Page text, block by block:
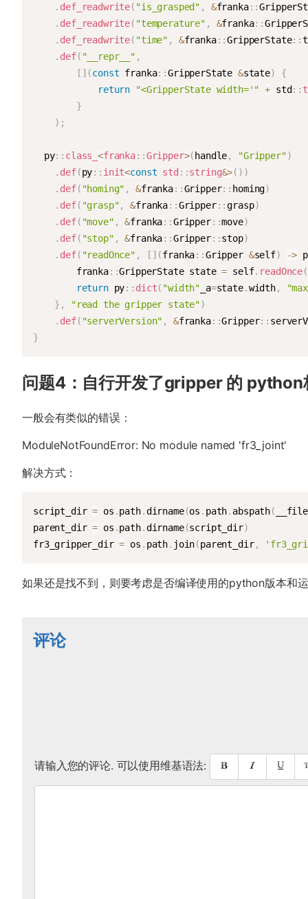
. def_readwrite( "is_grasped" , &franka::
. def_readwrite( "temperature" , &franka::
. def_readwrite( "time" , &franka::GripperState::
. def( "__repr__" ,
[ ] (const franka::GripperState &state)
{
return
"<GripperState width='" + std ::
}
) ;
  py
:: class_<franka::Gripper>( handle, "Gripper")
. def(py:: init<const std ::string&>( ) )
. def( "homing" , &franka::Gripper:: homing)
. def( "grasp", &franka::Gripper::grasp)
. def( "move" , &franka::Gripper::move)
. def( "stop" , &franka::Gripper::stop)
. def( "readOnce" , [ ] (franka::Gripper &self) ->
        franka
::GripperState state = self. readOnce(
return py:: dict( "width" _a=state.width,
} , "read the gripper state")
. def( "serverVersion" , &franka::Gripper::
}
问题4：自行开发了gripper 的
一般会有类似的错误：
ModuleNotFoundError: No module named 'fr3_joint'
解决方式：
script_dir = os .path.dirname(os . path. abspath(
parent_dir = os .path.dirname(script_dir)
fr3_gripper_dir = os . path. join(parent_dir,
如果还是找不到，则要考虑是否编译使用的python版本和
评论
请输入您的评论. 可以使用维基语法: